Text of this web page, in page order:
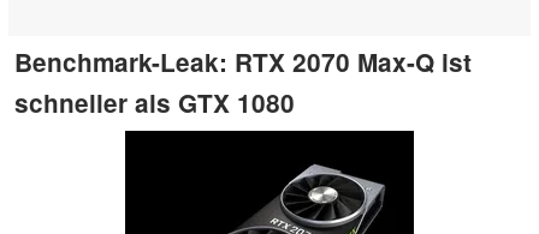
Benchmark-Leak: RTX 2070 Max-Q ist
schneller als GTX 1080